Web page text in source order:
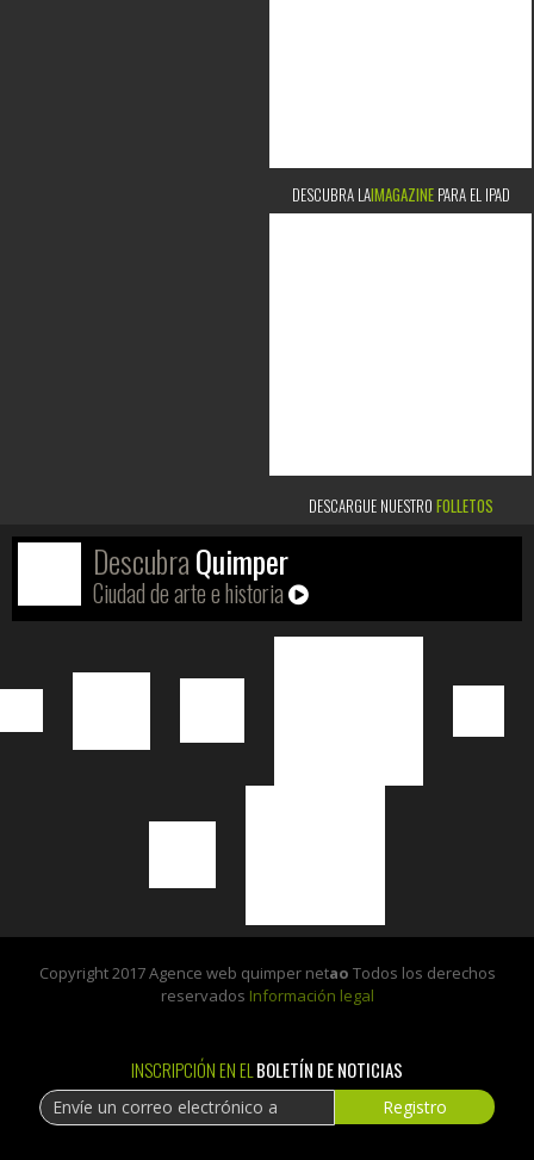
DESCUBRA LAIMAGAZINEPARA EL IPAD
DESCARGUE NUESTRO FOLLETOS
DescubraQuimper
Ciudad de arte e historia
Copyright 2017 Agence web quimper netao Todos los derechos
reservados Información legal
INSCRIPCIÓN EN EL BOLETÍN DE NOTICIAS